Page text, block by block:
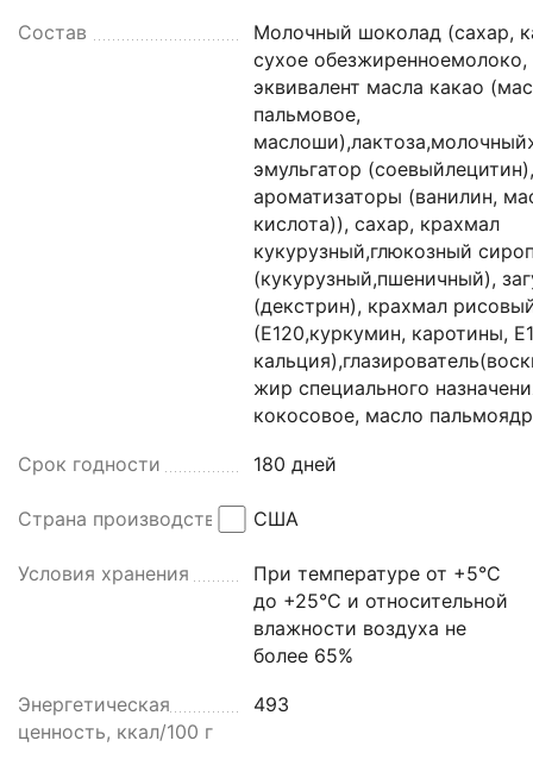
Состав
Молочный шоколад (сахар,
сухое
эквивалент масла какао
пальмовое,
эмульгатор
ароматизаторы (ванилин,
кислота)), сахар, крахмал
кукурузный,глюкозный
(кукурузный,пшеничный),
(декстрин), крахмал
(Е120,куркумин, каротины,
жир специального
кокосовое, масло
Срок годности 180 дней
Страна производства США
Условия хранения
При температуре от +5°C
до +25°C и относительной
влажности воздуха не
более 65%
Энергетическая
ценность, ккал/100 г
493